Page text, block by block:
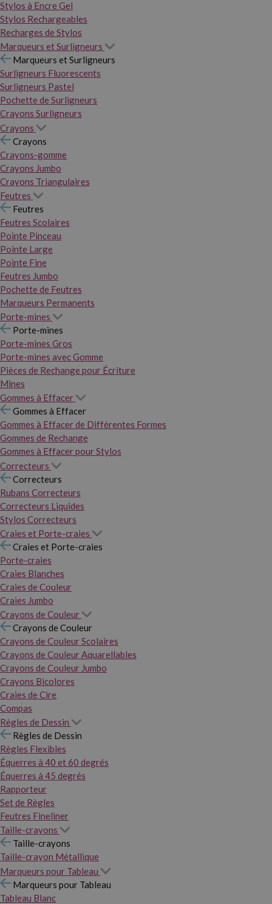
Stylos à Encre Gel
Stylos Rechargeables
Recharges de Stylos
Marqueurs et Surligneurs
Marqueurs et Surligneurs
Surligneurs Fluorescents
Surligneurs Pastel
Pochette de Surligneurs
Crayons Surligneurs
Crayons
Crayons
Crayons-gomme
Crayons Jumbo
Crayons Triangulaires
Feutres
Feutres
Feutres Scolaires
Pointe Pinceau
Pointe Large
Pointe Fine
Feutres Jumbo
Pochette de Feutres
Marqueurs Permanents
Porte-mines
Porte-mines
Porte-mines Gros
Porte-mines avec Gomme
Pièces de Rechange pour Écriture
Mines
Gommes à Effacer
Gommes à Effacer
Gommes à Effacer de Différentes Formes
Gommes de Rechange
Gommes à Effacer pour Stylos
Correcteurs
Correcteurs
Rubans Correcteurs
Correcteurs Liquides
Stylos Correcteurs
Craies et Porte-craies
Craies et Porte-craies
Porte-craies
Craies Blanches
Craies de Couleur
Craies Jumbo
Crayons de Couleur
Crayons de Couleur
Crayons de Couleur Scolaires
Crayons de Couleur Aquarellables
Crayons de Couleur Jumbo
Crayons Bicolores
Craies de Cire
Compas
Règles de Dessin
Règles de Dessin
Règles Flexibles
Équerres à 40 et 60 degrés
Équerres à 45 degrés
Rapporteur
Set de Règles
Feutres Fineliner
Taille-crayons
Taille-crayons
Taille-crayon Métallique
Marqueurs pour Tableau
Marqueurs pour Tableau
Tableau Blanc